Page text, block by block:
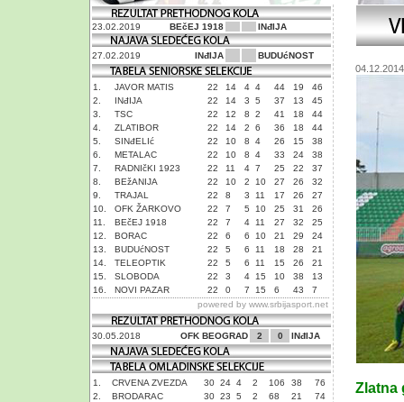
23.02.2019 BEčEJ 1918 INđIJA
27.02.2019 INđIJA BUDUćNOST
1. JAVOR MATIS 22 14 4 4 44 19
46
2.
INđIJA 22 14 3 5 37 13
45
3.
TSC 22 12 8 2 41 18
44
4.
ZLATIBOR 22 14 2 6 36 18
44
5.
SINđELIć 22 10 8 4 26 15
38
6.
METALAC 22 10 8 4 33 24
38
7.
RADNIčKI 1923 22 11 4 7 25 22
37
8.
BEžANIJA 22 10 2 10 27 26
32
9.
TRAJAL 22 8 3 11 17 26
27
10.
OFK ŽARKOVO 22 7 5 10 25 31
26
11.
BEčEJ 1918 22 7 4 11 27 32
25
12.
BORAC 22 6 6 10 21 29
24
13.
BUDUćNOST 22 5 6 11 18 28
21
14.
TELEOPTIK 22 5 6 11 15 26
21
15.
SLOBODA 22 3 4 15 10 38
13
16.
NOVI PAZAR 22 0 7 15 6 43
7
powered by www.srbijasport.net
30.05.2018 OFK BEOGRAD 2 0 INđIJA
1. CRVENA ZVEZDA 30 24 4 2 106 38
76
2.
BRODARAC 30 23 5 2 68 21
74
04.12.2014
Zlatna